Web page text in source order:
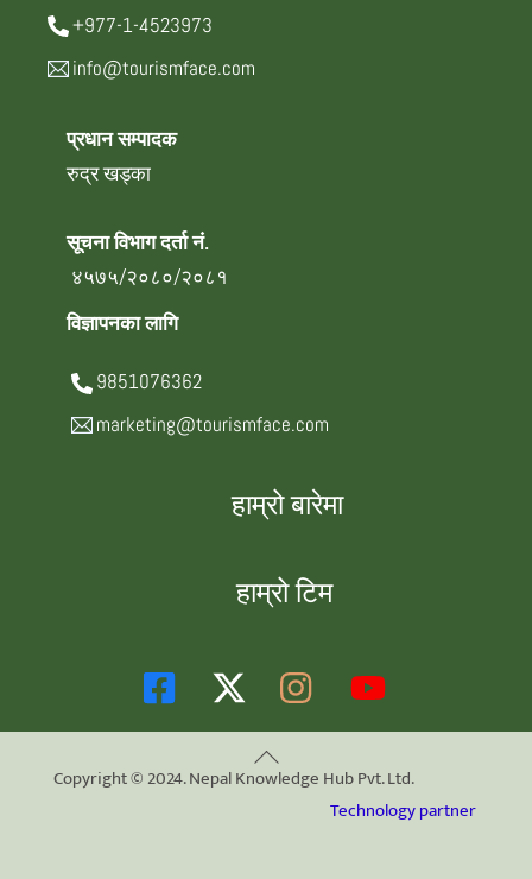
+977-1-4523973
info@tourismface.com
प्रधान सम्पादक
रुद्र खड्का
सूचना विभाग दर्ता नं.
४५७५/२०८०/२०८१
विज्ञापनका लागि
9851076362
marketing@tourismface.com
हाम्रो बारेमा
हाम्रो टिम
Back
To
Copyright © 2024. Nepal Knowledge Hub Pvt. Ltd.
Technology partner